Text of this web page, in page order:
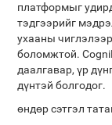
платформыг
тэдгээрийг
ухааны
боломжтой.
даалгавар, үр
дүнтэй болгодог.
өндөр сэтгэл